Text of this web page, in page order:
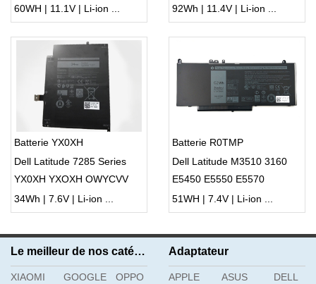
60WH | 11.1V | Li-ion ...
Series Laptop
92Wh | 11.4V | Li-ion ...
Batterie YX0XH
Dell Latitude 7285 Series
YX0XH YXOXH OWYCVV
0WYCVV
34Wh | 7.6V | Li-ion ...
Batterie R0TMP
Dell Latitude M3510 3160
E5450 E5550 E5570
51WH | 7.4V | Li-ion ...
Le meilleur de nos catégories
XIAOMI GOOGLE
OPPO
Adaptateur
APPLE ASUS
DELL